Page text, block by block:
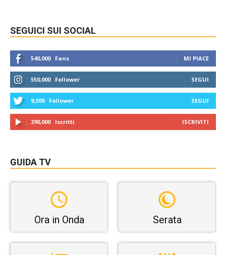
SEGUICI SUI SOCIAL
540,000 Fans MI PIACE
550,000 Follower SEGUI
9,300 Follower SEGUI
290,000 Iscritti ISCRIVITI
GUIDA TV
Ora in Onda Serata